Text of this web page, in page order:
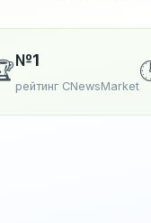
№1
рейтинг CNewsMarket